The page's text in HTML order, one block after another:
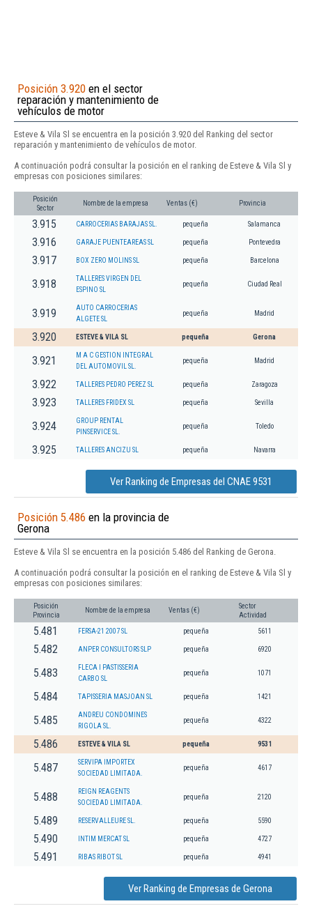
Posición 3.920 en el sector
reparación y mantenimiento de
vehículos de motor
Esteve & Vila Sl se encuentra en la posición 3.920 del Ranking del sector
reparación y mantenimiento de vehículos de motor.
A continuación podrá consultar la posición en el ranking de Esteve & Vila Sl y
empresas con posiciones similares:
Posición
Sector
Nombre de la empresa Ventas (€) Provincia
3.915 CARROCERIAS BARAJAS SL. pequeña Salamanca
3.916 GARAJE PUENTEAREAS SL pequeña Pontevedra
3.917 BOX ZERO MOLINS SL pequeña Barcelona
3.918
TALLERES VIRGEN DEL
ESPINO SL
pequeña Ciudad Real
3.919
AUTO CARROCERIAS
ALGETE SL
pequeña Madrid
3.920 ESTEVE & VILA SL pequeña Gerona
3.921
M A C GESTION INTEGRAL
DEL AUTOMOVIL SL.
pequeña Madrid
3.922 TALLERES PEDRO PEREZ SL pequeña Zaragoza
3.923 TALLERES FRIDEX SL pequeña Sevilla
3.924
GROUP RENTAL
PINSERVICE SL.
pequeña Toledo
3.925 TALLERES ANCIZU SL pequeña Navarra
Ver Ranking de Empresas del CNAE 9531
Posición 5.486 en la provincia de
Gerona
Esteve & Vila Sl se encuentra en la posición 5.486 del Ranking de Gerona.
A continuación podrá consultar la posición en el ranking de Esteve & Vila Sl y
empresas con posiciones similares:
Posición
Provincia
Nombre de la empresa Ventas (€)
Sector
Actividad
5.481 FERSA-21 2007 SL pequeña 5611
5.482 ANPER CONSULTORS SLP pequeña 6920
5.483
FLECA I PASTISSERIA
CARBO SL
pequeña 1071
5.484 TAPISSERIA MASJOAN SL pequeña 1421
5.485
ANDREU CONDOMINES
RIGOLA SL.
pequeña 4322
5.486 ESTEVE & VILA SL pequeña 9531
5.487
SERVIPA IMPORTEX
SOCIEDAD LIMITADA.
pequeña 4617
5.488
REIGN REAGENTS
SOCIEDAD LIMITADA.
pequeña 2120
5.489 RESERVALLEURE SL. pequeña 5590
5.490 INTIM MERCAT SL pequeña 4727
5.491 RIBAS RIBOT SL pequeña 4941
Ver Ranking de Empresas de Gerona